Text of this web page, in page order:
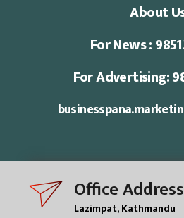
About
For News :
For Advertising:
Office Address
Lazimpat, Kathmandu